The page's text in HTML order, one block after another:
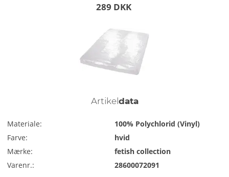
289 DKK
Artikel data
Materiale:
100% Polychlorid (Vinyl)
Farve:
hvid
Mærke:
fetish collection
Varenr.:
28600072091